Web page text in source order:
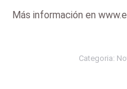
Más información en
Categoria: